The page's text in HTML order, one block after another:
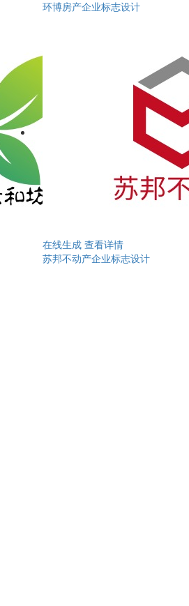
环博房产企业标志设计
在线生成 查看详情
苏邦不动产企业标志设计